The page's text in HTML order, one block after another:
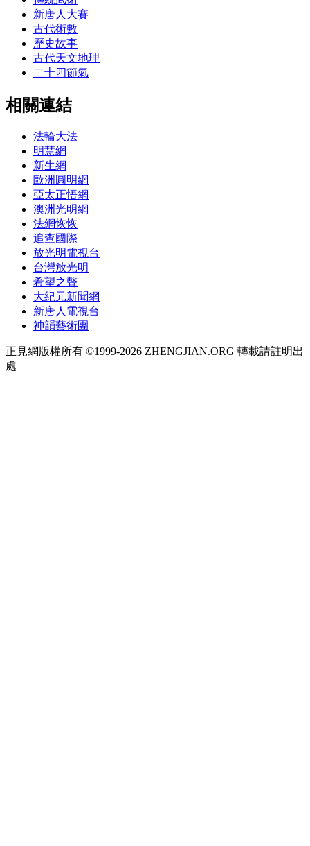
新唐人大賽
古代術數
歷史故事
古代天文地理
二十四節氣
相關連結
法輪大法
明慧網
新生網
歐洲圓明網
亞太正悟網
澳洲光明網
法網恢恢
追查國際
放光明電視台
台灣放光明
希望之聲
大紀元新聞網
新唐人電視台
神韻藝術團
正見網版權所有 ©1999-2026 ZHENGJIAN.ORG 轉載請註明出
處